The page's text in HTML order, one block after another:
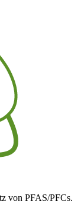
von PFAS/PFCs.